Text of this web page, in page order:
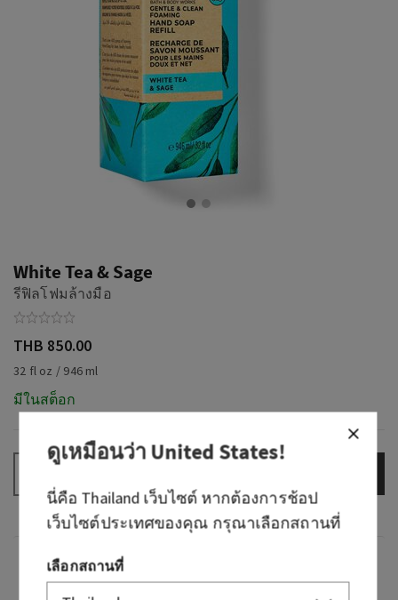
White Tea & Sage
รีฟิลโฟมล้างมือ
THB 850.00
32 fl oz / 946 ml
มีในสต็อก
กลิ่น
ดูเหมือนว่าUnited States!
นี่คือ Thailand เว็บไซต์ หากต้องการช้อป
เว็บไซต์ประเทศของคุณ กรุณาเลือกสถานที่
เลือกสถานที่